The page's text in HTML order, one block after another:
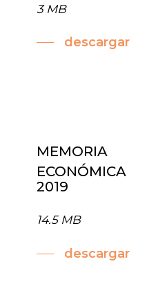
3 MB
descargar
MEMORIA
ECONÓMICA
2019
14.5 MB
descargar